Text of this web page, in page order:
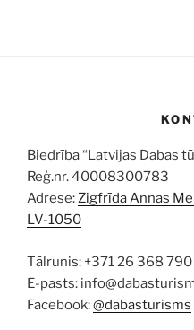
Biedrība “Latvijas Dabas
Reģ.nr. 40008300783
Adrese:Zigfrīda Annas
LV-1050
Tālrunis: +371 26 368 790
E-pasts:
Facebook:@dabasturisms